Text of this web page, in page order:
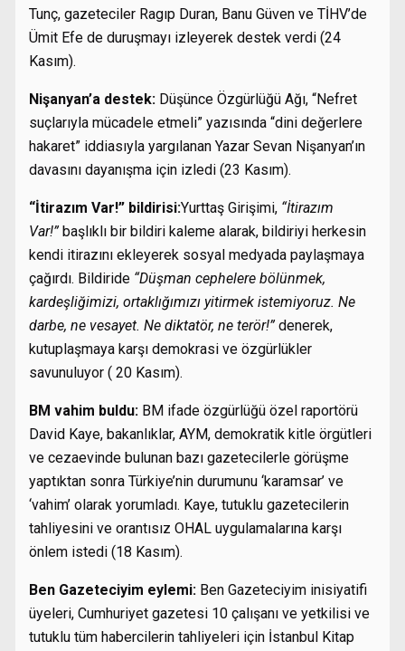
Tunç, gazeteciler Ragıp Duran, Banu Güven ve TİHV’de
Ümit Efe de duruşmayı izleyerek destek verdi (24
Kasım).
Nişanyan’a destek: Düşünce Özgürlüğü Ağı, “Nefret
suçlarıyla mücadele etmeli” yazısında “dini değerlere
hakaret” iddiasıyla yargılanan Yazar Sevan Nişanyan’ın
davasını dayanışma için izledi (23 Kasım).
“İtirazım Var!” bildirisi:Yurttaş Girişimi, “İtirazım
Var!” başlıklı bir bildiri kaleme alarak, bildiriyi herkesin
kendi itirazını ekleyerek sosyal medyada paylaşmaya
çağırdı. Bildiride “Düşman cephelere bölünmek,
kardeşliğimizi, ortaklığımızı yitirmek istemiyoruz. Ne
darbe, ne vesayet. Ne diktatör, ne terör!” denerek,
kutuplaşmaya karşı demokrasi ve özgürlükler
savunuluyor ( 20 Kasım).
BM vahim buldu: BM ifade özgürlüğü özel raportörü
David Kaye, bakanlıklar, AYM, demokratik kitle örgütleri
ve cezaevinde bulunan bazı gazetecilerle görüşme
yaptıktan sonra Türkiye’nin durumunu ‘karamsar’ ve
‘vahim’ olarak yorumladı. Kaye, tutuklu gazetecilerin
tahliyesini ve orantısız OHAL uygulamalarına karşı
önlem istedi (18 Kasım).
Ben Gazeteciyim eylemi: Ben Gazeteciyim inisiyatifi
üyeleri, Cumhuriyet gazetesi 10 çalışanı ve yetkilisi ve
tutuklu tüm habercilerin tahliyeleri için İstanbul Kitap